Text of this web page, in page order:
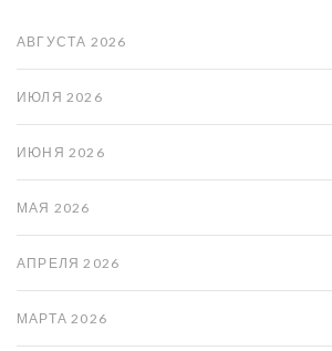
АВГУСТА 2026
ИЮЛЯ 2026
ИЮНЯ 2026
МАЯ 2026
АПРЕЛЯ 2026
МАРТА 2026